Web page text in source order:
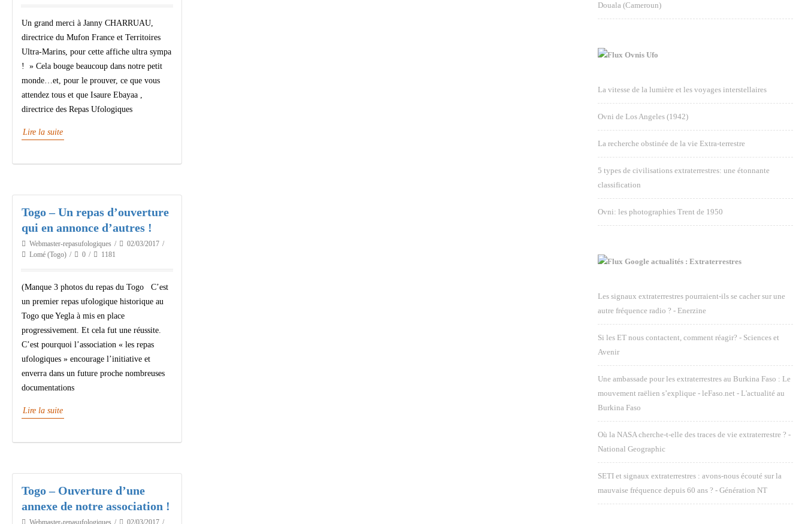
Un grand merci à Janny CHARRUAU,
directrice du Mufon France et Territoires
Ultra-Marins, pour cette affiche ultra sympa
! » Cela bouge beaucoup dans notre petit
monde…et, pour le prouver, ce que vous
attendez tous et que Isaure Ebayaa ,
directrice des Repas Ufologiques
Lire la suite
Togo – Un repas d’ouverture
qui en annonce d’autres !
Webmaster-repasufologiques
02/03/2017
Lomé (Togo)
0 1181
(Manque 3 photos du repas du Togo C’est
un premier repas ufologique historique au
Togo que Yegla à mis en place
progressivement. Et cela fut une réussite.
C’est pourquoi l’association « les repas
ufologiques » encourage l’initiative et
enverra dans un future proche nombreuses
documentations
Lire la suite
Togo – Ouverture d’une
annexe de notre association !
Webmaster-repasufologiques
02/03/2017
Douala (Cameroun)
Ovnis Ufo
La vitesse de la lumière et les voyages interstellaires
Ovni de Los Angeles (1942)
La recherche obstinée de la vie Extra-terrestre
5 types de civilisations extraterrestres: une étonnante
classification
Ovni: les photographies Trent de 1950
Google actualités : Extraterrestres
Les signaux extraterrestres pourraient-ils se cacher sur une
autre fréquence radio ? - Enerzine
Si les ET nous contactent, comment réagir? - Sciences et
Avenir
Une ambassade pour les extraterrestres au Burkina Faso : Le
mouvement raëlien s’explique - leFaso.net - L'actualité au
Burkina Faso
Où la NASA cherche-t-elle des traces de vie extraterrestre ? -
National Geographic
SETI et signaux extraterrestres : avons-nous écouté sur la
mauvaise fréquence depuis 60 ans ? - Génération NT